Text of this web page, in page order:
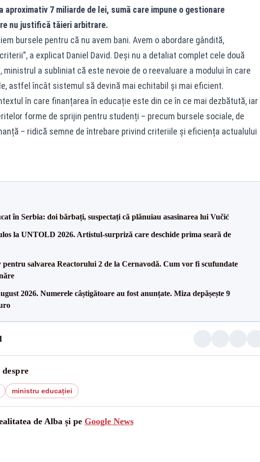
aproximativ 7 miliarde de lei, sumă care impune o gestionare
nu justifică tăieri arbitrare.
bursele pentru că nu avem bani. Avem o abordare gândită,
a explicat Daniel David. Deși nu a detaliat complet cele două
a subliniat că este nevoie de o reevaluare a modului în care
astfel încât sistemul să devină mai echitabil și mai eficient.
în care finanțarea în educație este din ce în ce mai dezbătută, iar
forme de sprijin pentru studenți – precum bursele sociale, de
– ridică semne de întrebare privind criteriile și eficiența actualului
în Serbia: doi bărbați, suspectați că plănuiau asasinarea lui Vučić
la UNTOLD 2026. Artistul-surpriză care deschide prima seară de
pentru salvarea Reactorului 2 de la Cernavodă. Cum vor fi scufundate
2026. Numerele câștigătoare au fost anunțate. Miza depășește 9
ministru educației
de Alba și pe Google News